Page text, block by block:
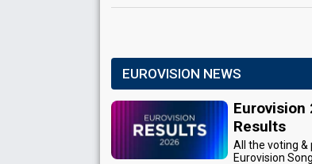
EUROVISION NEWS
Eurovision
Results
All the voting
Eurovision